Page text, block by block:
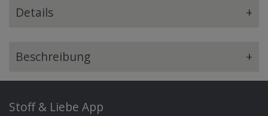
Details +
Beschreibung +
Stoff & Liebe App